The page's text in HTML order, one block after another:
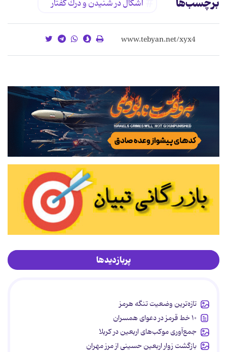
برچسب‌ها اشکال در شنیدن و درك گفتار
پربازدیدها
تازه‌ترین وضعیت تنگه هرمز
۱۰ خط قرمز در دعوای همسران
جمع‌آوری موکب‌های اربعین در کربلا
بازگشت زوار اربعین حسینی از مرز مهران